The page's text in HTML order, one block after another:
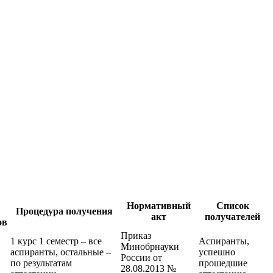
Процедура получения
Нормативный
акт
Список
получателей
1 курс 1 семестр – все
аспиранты, остальные –
по результатам
Приказ
Минобрнауки
России от
28.08.2013 №
Аспиранты,
успешно
прошедшие